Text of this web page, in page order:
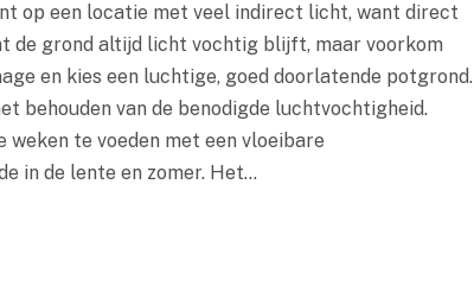
op een locatie met veel indirect licht, want direct
de grond altijd licht vochtig blijft, maar voorkom
en kies een luchtige, goed doorlatende potgrond.
behouden van de benodigde luchtvochtigheid.
te voeden met een vloeibare
in de lente en zomer. Het…